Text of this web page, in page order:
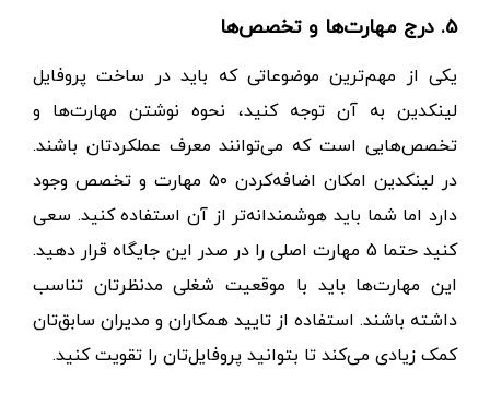
5. درج مهارت‌ها و تخصص‌ها
یکی از مهم‌ترین موضوعاتی که باید در ساخت پروفایل
لینکدین به آن توجه کنید، نحوه نوشتن مهارت‌ها و
تخصص‌هایی است که می‌توانند معرف عملکردتان باشند.
در لینکدین امکان اضافه‌کردن
۵۰ مهارت و تخصص وجود
دارد اما شما باید هوشمندانه‌تر از آن استفاده کنید. سعی
کنید حتما 5 مهارت اصلی را در صدر این جایگاه قرار دهید.
این مهارت‌ها باید با موقعیت شغلی مدنظرتان تناسب
داشته باشند. استفاده از تایید همکاران و مدیران سابق‌تان
کمک زیادی می‌کند تا بتوانید پروفایل‌تان را تقویت کنید.